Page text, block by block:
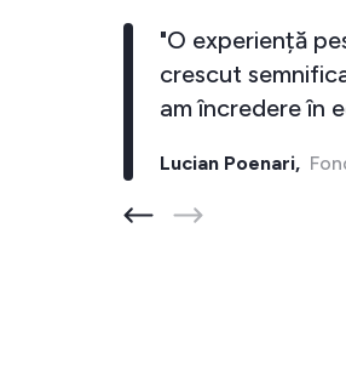
ul meu a crescut
data cand investesc
putin 10 inapoi."
barber-store.ro